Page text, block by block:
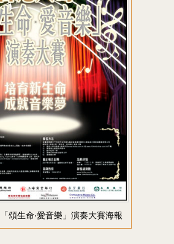
頌生命‧愛音樂」演奏大賽海報